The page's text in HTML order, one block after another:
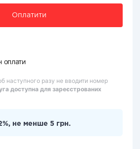
Оплатити
оплати
наступного разу не вводити номер
доступна для зареєстрованих
не менше 5 грн.